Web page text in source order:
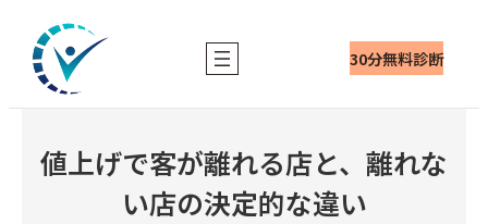
30分無料診断
値上げで客が離れる店と、離れな
い店の決定的な違い